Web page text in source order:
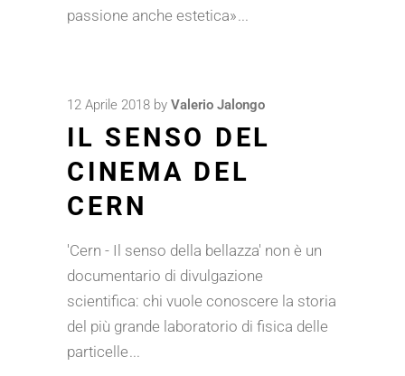
passione anche estetica»
12 Aprile 2018 by Valerio Jalongo
IL SENSO DEL
CINEMA DEL
CERN
'Cern - Il senso della bellazza' non è un
documentario di divulgazione
scientifica: chi vuole conoscere la storia
del più grande laboratorio di fisica delle
particelle